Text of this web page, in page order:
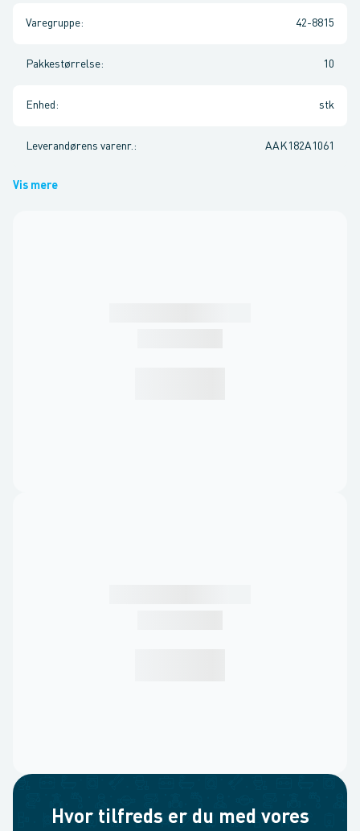
Varegruppe: 42-8815
Pakkestørrelse: 10
Enhed : stk
Leverandørens varenr. : AAK182A1061
Vis mere
Hvor tilfreds er du med vores